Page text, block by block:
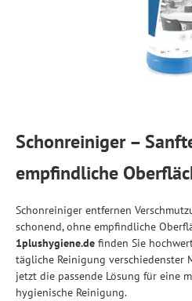
Schonreiniger –
empfindliche
Schonreiniger entfernen
schonend, ohne empfindliche
1plushygiene.de finden Sie
tägliche Reinigung verschiedenster
jetzt die passende Lösung für eine
hygienische Reinigung.